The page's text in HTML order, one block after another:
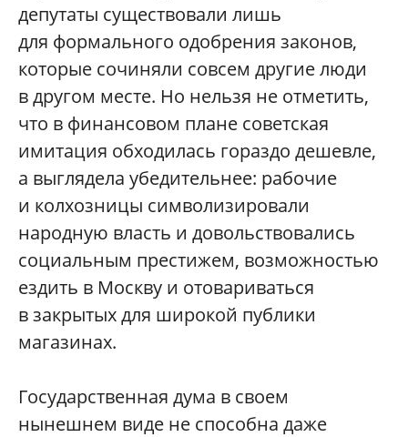
депутаты существовали лишь
для формального одобрения законов,
которые сочиняли совсем другие люди
в другом месте. Но нельзя не отметить,
что в финансовом плане советская
имитация обходилась гораздо дешевле,
а выглядела убедительнее: рабочие
и колхозницы символизировали
народную власть и довольствовались
социальным престижем, возможностью
ездить в Москву и отовариваться
в закрытых для широкой публики
магазинах.
Государственная дума в своем
нынешнем виде не способна даже